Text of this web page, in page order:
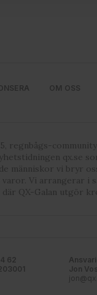
OM OSS
regnbågs-
qx.se
människor vi bryr
Vi arrangerar i
QX-Galan utgör
62
Jon